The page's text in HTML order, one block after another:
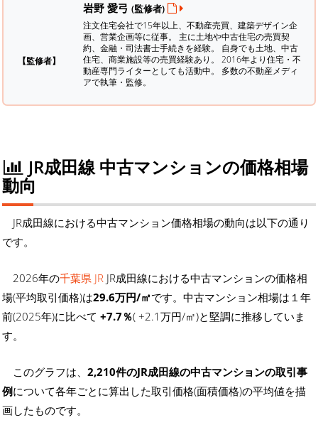
【監修者】
岩野 愛弓 (監修者)
注文住宅会社で15年以上、不動産売買、建築デザイン企
画、営業企画等に従事。 主に土地や中古住宅の売買契
約、金融・司法書士手続きを経験。 自身でも土地、中古
住宅、商業施設等の売買経験あり。 2016年より住宅・不
動産専門ライターとしても活動中。 多数の不動産メディ
アで執筆・監修。
JR成田線 中古マンションの価格相場
動向
JR成田線における中古マンション価格相場の動向は以下の通り
です。
2026年の千葉県 JR JR成田線における中古マンションの価格相
場(平均取引価格)は29.6万円/㎡です。中古マンション相場は１年
前(2025年)に比べて +7.7％( +2.1万円/㎡)と堅調に推移していま
す。
このグラフは、 2,210件のJR成田線の中古マンションの取引事
例について各年ごとに算出した取引価格(面積価格)の平均値を描
画したものです。